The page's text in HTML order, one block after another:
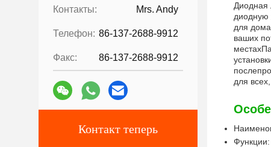
Контакты: Mrs. Andy
Телефон: 86-137-2688-9912
Факс: 86-137-2688-9912
Контакт теперь
Диодная
диодную
для
ваших
для